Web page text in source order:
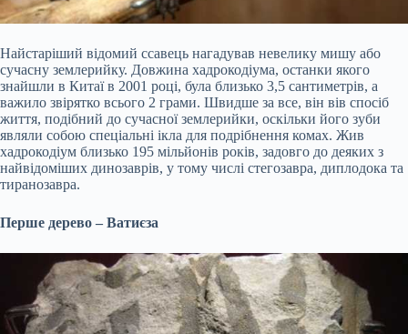
Найстаріший відомий ссавець нагадував невелику мишу або
сучасну землерийку. Довжина хадрокодіума, останки якого
знайшли в Китаї в 2001 році, була близько 3,5 сантиметрів, а
важило звірятко всього 2 грами. Швидше за все, він вів спосіб
життя, подібний до сучасної землерийки, оскільки його зуби
являли собою спеціальні ікла для подрібнення комах. Жив
хадрокодіум близько 195 мільйонів років, задовго до деяких з
найвідоміших динозаврів, у тому числі стегозавра, диплодока та
тиранозавра.
Перше дерево – Ватиєза